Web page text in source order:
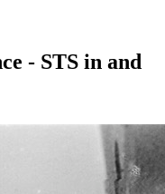
- STS in and